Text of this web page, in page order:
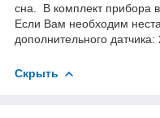
сна. В комплект прибора
Если Вам необходим
дополнительного датчика:
Скрыть